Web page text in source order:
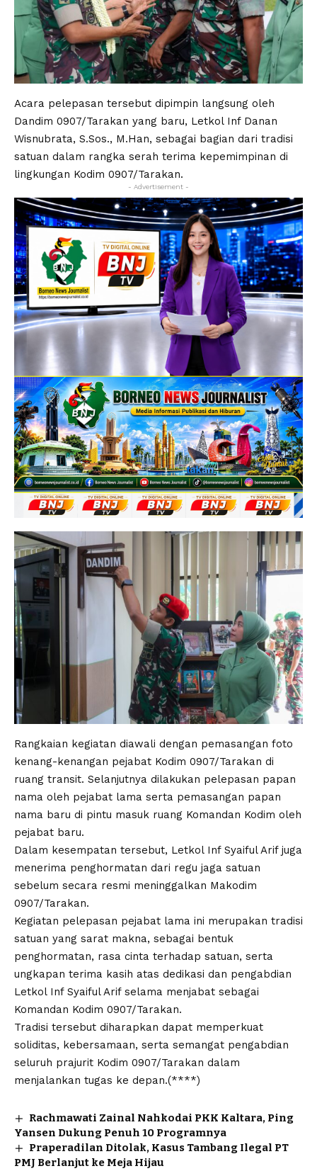
Acara pelepasan tersebut dipimpin langsung oleh
Dandim 0907/Tarakan yang baru, Letkol Inf Danan
Wisnubrata, S.Sos., M.Han, sebagai bagian dari tradisi
satuan dalam rangka serah terima kepemimpinan di
lingkungan Kodim 0907/Tarakan.
- Advertisement -
Rangkaian kegiatan diawali dengan pemasangan foto
kenang-kenangan pejabat Kodim 0907/Tarakan di
ruang transit. Selanjutnya dilakukan pelepasan papan
nama oleh pejabat lama serta pemasangan papan
nama baru di pintu masuk ruang Komandan Kodim oleh
pejabat baru.
Dalam kesempatan tersebut, Letkol Inf Syaiful Arif juga
menerima penghormatan dari regu jaga satuan
sebelum secara resmi meninggalkan Makodim
0907/Tarakan.
Kegiatan pelepasan pejabat lama ini merupakan tradisi
satuan yang sarat makna, sebagai bentuk
penghormatan, rasa cinta terhadap satuan, serta
ungkapan terima kasih atas dedikasi dan pengabdian
Letkol Inf Syaiful Arif selama menjabat sebagai
Komandan Kodim 0907/Tarakan.
Tradisi tersebut diharapkan dapat memperkuat
soliditas, kebersamaan, serta semangat pengabdian
seluruh prajurit Kodim 0907/Tarakan dalam
menjalankan tugas ke depan.(****)
Rachmawati Zainal Nahkodai PKK Kaltara, Ping
Yansen Dukung Penuh 10 Programnya
Praperadilan Ditolak, Kasus Tambang Ilegal PT
PMJ Berlanjut ke Meja Hijau